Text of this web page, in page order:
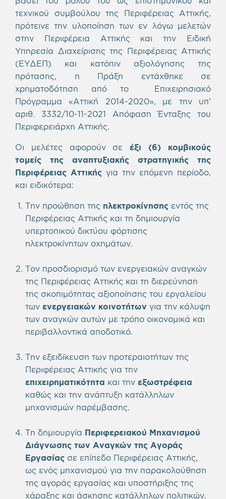
τεχνικού συμβούλου της Περιφέρειας Αττικής,
πρότεινε την υλοποίηση των εν λόγω μελετών
στην Περιφέρεια Αττικής και την Ειδική
Υπηρεσία Διαχείρισης της Περιφέρειας Αττικής
(ΕΥΔΕΠ) και κατόπιν αξιολόγησης της
πρότασης, η Πράξη εντάχθηκε σε
χρηματοδότηση από το Επιχειρησιακό
Πρόγραμμα «Αττική 2014-2020», με την υπ’
αριθ. 3332/10-11-2021 Απόφαση Ένταξης του
Περιφερειάρχη Αττικής.
Οι μελέτες αφορούν σεέξι (6) κομβικούς
τομείς της αναπτυξιακής στρατηγικής της
Περιφέρειας Αττικής για την επόμενη περίοδο,
και ειδικότερα:
Την προώθηση της ηλεκτροκίνησης εντός της
Περιφέρειας Αττικής και τη δημιουργία
υπερτοπικού δικτύου φόρτισης
ηλεκτροκίνητων οχημάτων.
Τον προσδιορισμό των ενεργειακών αναγκών
της Περιφέρειας Αττικής και τη διερεύνηση
της σκοπιμότητας αξιοποίησης του εργαλείου
των ενεργειακών κοινοτήτων για την κάλυψη
των αναγκών αυτών με τρόπο οικονομικά και
περιβαλλοντικά αποδοτικό.
Την εξειδίκευση των προτεραιοτήτων της
Περιφέρειας Αττικής για την
επιχειρηματικότητα και την εξωστρέφεια
καθώς και την ανάπτυξη κατάλληλων
μηχανισμών παρέμβασης.
Τη δημιουργία Περιφερειακού Μηχανισμού
Διάγνωσης των Αναγκών της Αγοράς
Εργασίας σε επίπεδο Περιφέρειας Αττικής,
ως ενός μηχανισμού για την παρακολούθηση
της αγοράς εργασίας και υποστήριξης της
χάραξης και άσκησης κατάλληλων πολιτικών.